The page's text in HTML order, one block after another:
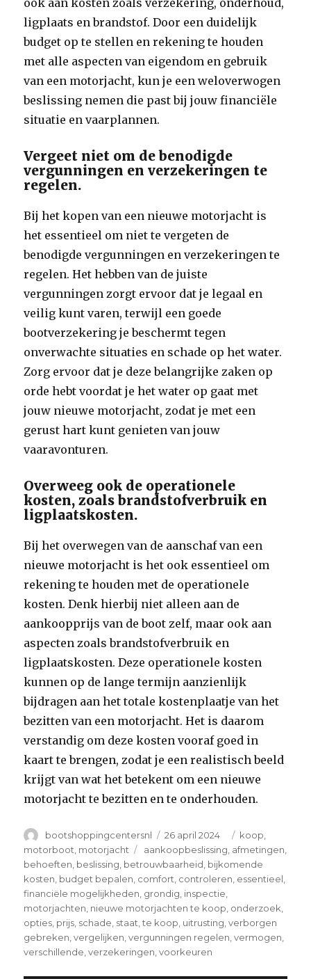
ook aan kosten zoals verzekering, onderhoud,
ligplaats en brandstof. Door een duidelijk
budget op te stellen en rekening te houden
met alle aspecten van eigendom en gebruik
van een motorjacht, kun je een weloverwogen
beslissing nemen die past bij jouw financiële
situatie en vaarplannen.
Vergeet niet om de benodigde
vergunningen en verzekeringen te
regelen.
Bij het kopen van een nieuwe motorjacht is
het essentieel om niet te vergeten de
benodigde vergunningen en verzekeringen te
regelen. Het hebben van de juiste
vergunningen zorgt ervoor dat je legaal en
veilig kunt varen, terwijl een goede
bootverzekering je beschermt tegen
onverwachte situaties en schade op het water.
Zorg ervoor dat je deze belangrijke zaken op
orde hebt voordat je het water op gaat met
jouw nieuwe motorjacht, zodat je met een
gerust hart kunt genieten van jouw
vaaravonturen.
Overweeg ook de operationele
kosten, zoals brandstofverbruik en
ligplaatskosten.
Bij het overwegen van de aanschaf van een
nieuwe motorjacht is het ook essentieel om
rekening te houden met de operationele
kosten. Denk hierbij niet alleen aan de
aankoopprijs van de boot zelf, maar ook aan
aspecten zoals brandstofverbruik en
ligplaatskosten. Deze operationele kosten
kunnen op de lange termijn aanzienlijk
bijdragen aan het totale kostenplaatje van het
bezitten van een motorjacht. Het is daarom
verstandig om deze kosten vooraf goed in
kaart te brengen, zodat je een realistisch beeld
krijgt van wat het betekent om een nieuwe
motorjacht te bezitten en te onderhouden.
Author
bootshoppingcentersnl
Posted
on
26 april 2024 Categories
koop
motorboot motorjacht Tags
aankoopbeslissing afmetingen
behoeften beslissing betrouwbaarheid bijkomende
kosten budget bepalen comfort controleren essentieel
financiële mogelijkheden grondig inspectie
motorjachten nieuwe motorjachten te koop onderzoek
opties prijs schade staat ,te koop uitrusting ,verborgen
gebreken ,vergelijken ,vergunningen regelen ,vermogen
verschillende ,verzekeringen ,voorkeuren